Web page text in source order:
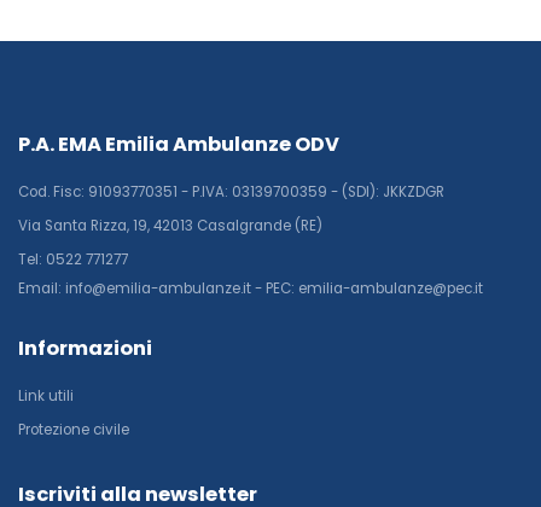
P.A. EMA Emilia Ambulanze ODV
Cod. Fisc: 91093770351 - P.IVA: 03139700359 - (SDI): JKKZDGR
Via Santa Rizza, 19, 42013 Casalgrande (RE)
Tel: 0522 771277
Email: info@emilia-ambulanze.it - PEC: emilia-ambulanze@pec.it
Informazioni
Link utili
Protezione civile
Iscriviti alla newsletter